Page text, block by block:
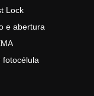
Lock
e abertura
fotocélula